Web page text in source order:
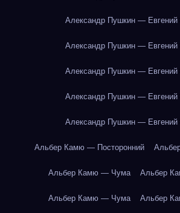
Александр Пушкин — Евгений
Александр Пушкин — Евгений
Александр Пушкин — Евгений
Александр Пушкин — Евгений
Александр Пушкин — Евгений
Альбер Камю — Посторонний
Альбер Камю — Чума Альбер
Альбер Камю — Чума Альбер